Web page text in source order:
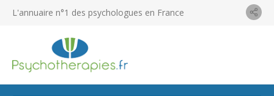
L'annuaire n°1 des psychologues en France